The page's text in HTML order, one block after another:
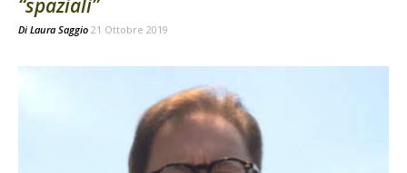
“spaziali”
Di Laura Saggio 21 Ottobre 2019